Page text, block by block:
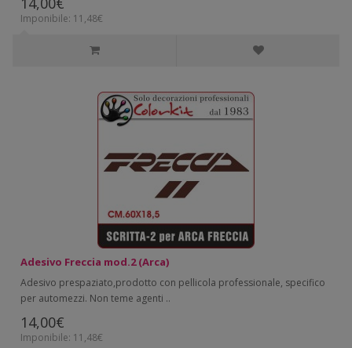
Imponibile: 11,48€
Adesivo Freccia mod.2 (Arca)
Adesivo prespaziato,prodotto con pellicola professionale, specifico
per automezzi. Non teme agenti ..
14,00€
Imponibile: 11,48€